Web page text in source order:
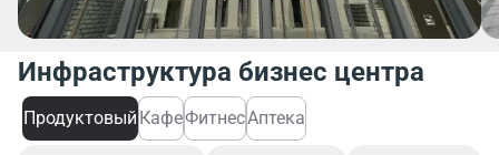
Инфраструктура бизнес центра
Продуктовый КафеФитнесАптека